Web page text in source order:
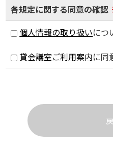
各規定に関する同意の確認
個人情報の取り扱いにつ
貸会議室ご利用案内に同